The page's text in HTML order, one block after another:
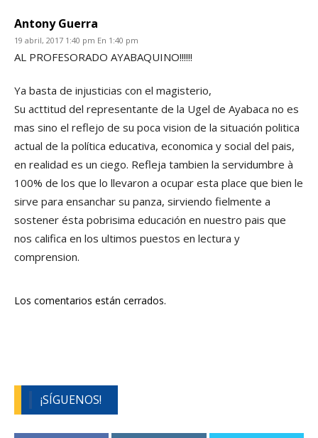
Antony Guerra
19 abril, 2017 1:40 pm En 1:40 pm
AL PROFESORADO AYABAQUINO!!!!!!
Ya basta de injusticias con el magisterio,
Su acttitud del representante de la Ugel de Ayabaca no es
mas sino el reflejo de su poca vision de la situación politica
actual de la política educativa, economica y social del pais,
en realidad es un ciego. Refleja tambien la servidumbre à
100% de los que lo llevaron a ocupar esta place que bien le
sirve para ensanchar su panza, sirviendo fielmente a
sostener ésta pobrisima educación en nuestro pais que
nos califica en los ultimos puestos en lectura y
comprension.
Los comentarios están cerrados.
¡SÍGUENOS!